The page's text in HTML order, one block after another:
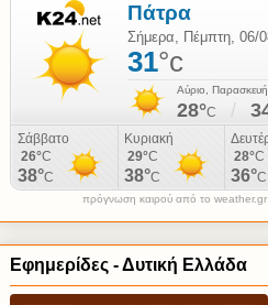
πρόγνωση καιρού από το weather.gr
Εφημερίδες - Δυτική Ελλάδα